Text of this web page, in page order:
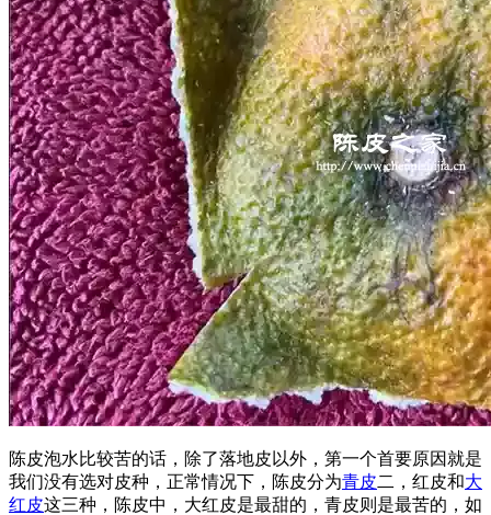
陈皮泡水比较苦的话，除了落地皮以外，第一个首要原因就是
我们没有选对皮种，正常情况下，陈皮分为青皮二，红皮和大
红皮这三种，陈皮中，大红皮是最甜的，青皮则是最苦的，如